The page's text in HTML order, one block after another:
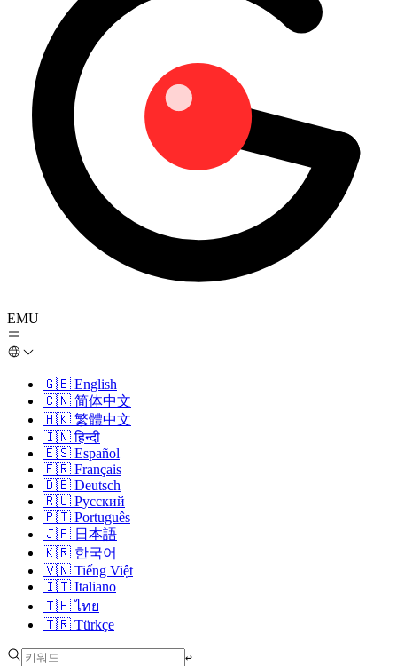
EMU
🇬🇧 English
🇨🇳 简体中文
🇭🇰 繁體中文
🇮🇳 हिन्दी
🇪🇸 Español
🇫🇷 Français
🇩🇪 Deutsch
🇷🇺 Русский
🇵🇹 Português
🇯🇵 日本語
🇰🇷 한국어
🇻🇳 Tiếng Việt
🇮🇹 Italiano
🇹🇭 ไทย
🇹🇷 Türkçe
↩︎